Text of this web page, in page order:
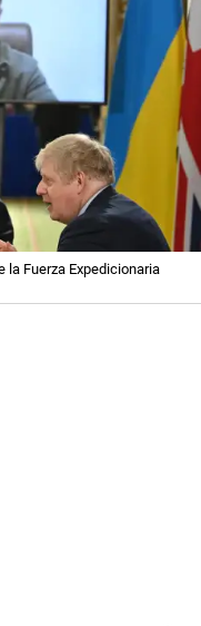
la Fuerza Expedicionaria